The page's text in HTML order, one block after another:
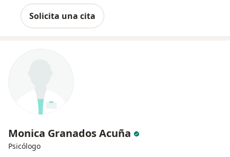
Solicita una cita
Monica Granados Acuña
Psicólogo